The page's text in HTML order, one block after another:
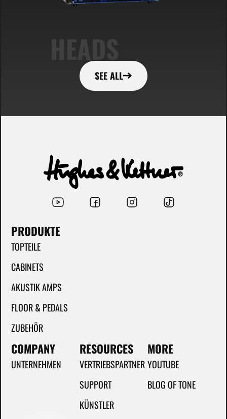
HEADS
SEE ALL
PRODUKTE
TOPTEILE
CABINETS
AKUSTIK AMPS
FLOOR & PEDALS
ZUBEHÖR
COMPANY
UNTERNEHMEN
RESOURCES
VERTRIEBSPARTNER
SUPPORT
KÜNSTLER
MORE
YOUTUBE
BLOG OF TONE